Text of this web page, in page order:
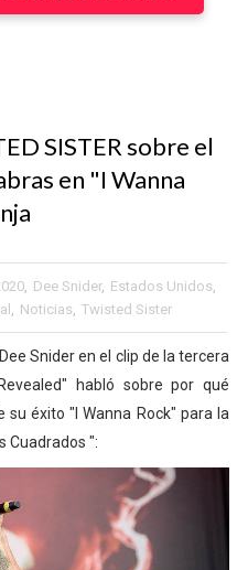
SISTER sobre el
en "I Wanna
, Dee Snider, Estados Unidos,
, Noticias, Twisted Sister
Snider en el clip de la tercera
habló sobre por qué
éxito "I Wanna Rock" para la
Cuadrados ":